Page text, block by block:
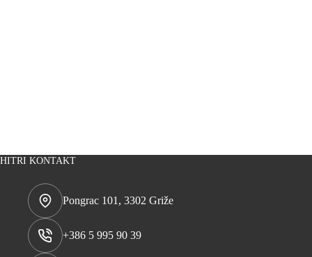
HITRI KONTAKT
Pongrac 101, 3302 Griže
+386 5 995 90 39